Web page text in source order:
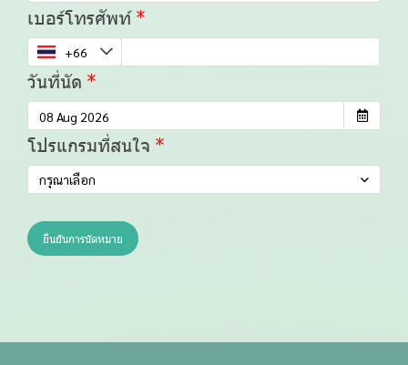
เบอร์โทรศัพท์
วันที่นัด
โปรแกรมที่สนใจ
กรุณาเลือก
ยืนยันการนัดหมาย